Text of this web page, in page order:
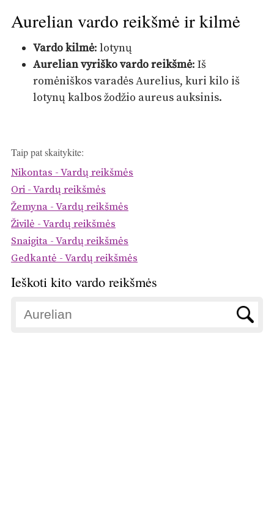
Aurelian vardo reikšmė ir kilmė
Vardo kilmė: lotynų
Aurelian vyriško vardo reikšmė: Iš
romėniškos varadės Aurelius, kuri kilo iš
lotynų kalbos žodžio aureus auksinis.
Taip pat skaitykite:
Nikontas - Vardų reikšmės
Ori - Vardų reikšmės
Žemyna - Vardų reikšmės
Živilė - Vardų reikšmės
Snaigita - Vardų reikšmės
Gedkantė - Vardų reikšmės
Ieškoti kito vardo reikšmės